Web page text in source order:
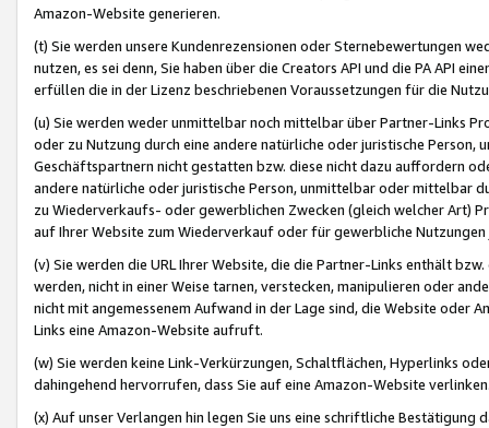
Amazon-Website generieren.
(t) Sie werden unsere Kundenrezensionen oder Sternebewertungen
nutzen, es sei denn, Sie haben über die Creators API und die PA API
erfüllen die in der Lizenz beschriebenen Voraussetzungen für die
(u) Sie werden weder unmittelbar noch mittelbar über Partner-Links
oder zu Nutzung durch eine andere natürliche oder juristische
Geschäftspartnern nicht gestatten bzw. diese nicht dazu auffordern
andere natürliche oder juristische Person, unmittelbar oder mittelbar
zu Wiederverkaufs- oder gewerblichen Zwecken (gleich welcher Art)
auf Ihrer Website zum Wiederverkauf oder für gewerbliche
(v) Sie werden die URL Ihrer Website, die die Partner-Links enthält
werden, nicht in einer Weise tarnen, verstecken, manipulieren oder
nicht mit angemessenem Aufwand in der Lage sind, die Website oder
Links eine Amazon-Website aufruft.
(w) Sie werden keine Link-Verkürzungen, Schaltflächen, Hyperlinks
dahingehend hervorrufen, dass Sie auf eine Amazon-Website
(x) Auf unser Verlangen hin legen Sie uns eine schriftliche